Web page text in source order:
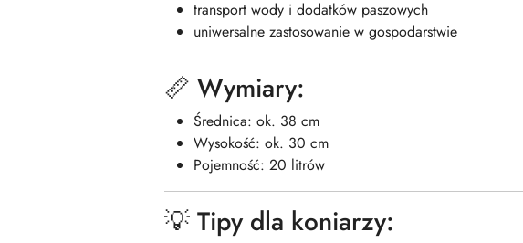
transport wody i dodatków paszowych
uniwersalne zastosowanie w gospodarstwie
📏 Wymiary:
Średnica: ok. 38 cm
Wysokość: ok. 30 cm
Pojemność: 20 litrów
💡 Tipy dla koniarzy: